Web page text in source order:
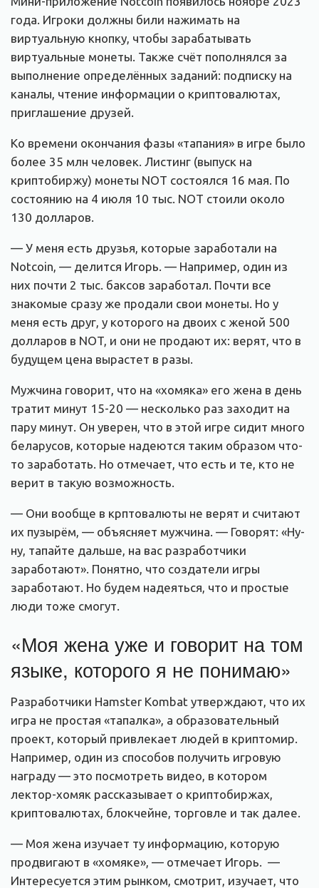
года. Игроки должны били нажимать на
виртуальную кнопку, чтобы зарабатывать
виртуальные монеты. Также счёт пополнялся за
выполнение определённых заданий: подписку на
каналы, чтение информации о криптовалютах,
приглашение друзей.
Ко времени окончания фазы «тапания» в игре было
более 35 млн человек. Листинг (выпуск на
криптобиржу) монеты NOT состоялся 16 мая. По
состоянию на 4 июля 10 тыс. NOT стоили около
130 долларов.
— У меня есть друзья, которые заработали на
Notcoin, — делится Игорь. — Например, один из
них почти 2 тыс. баксов заработал. Почти все
знакомые сразу же продали свои монеты. Но у
меня есть друг, у которого на двоих с женой 500
долларов в NOT, и они не продают их: верят, что в
будущем цена вырастет в разы.
Мужчина говорит, что на «хомяка» его жена в день
тратит минут 15-20 — несколько раз заходит на
пару минут. Он уверен, что в этой игре сидит много
беларусов, которые надеются таким образом что-
то заработать. Но отмечает, что есть и те, кто не
верит в такую возможность.
— Они вообще в крптовалюты не верят и считают
их пузырём, — объясняет мужчина. — Говорят: «Ну-
ну, тапайте дальше, на вас разработчики
заработают». Понятно, что создатели игры
заработают. Но будем надеяться, что и простые
люди тоже смогут.
«Моя жена уже и говорит на том
языке, которого я не понимаю»
Разработчики Hamster Kombat утверждают, что их
игра не простая «тапалка», а образовательный
проект, который привлекает людей в криптомир.
Например, один из способов получить игровую
награду — это посмотреть видео, в котором
лектор-хомяк рассказывает о криптобиржах,
криптовалютах, блокчейне, торговле и так далее.
— Моя жена изучает ту информацию, которую
продвигают в «хомяке», — отмечает Игорь. —
Интересуется этим рынком, смотрит, изучает, что